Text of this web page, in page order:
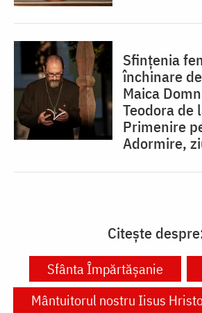
Sfințenia
închinare
Maica
Teodora de
Primenire
Adormire,
Citește
Sfânta Împărtășanie
Mântuitorul nostru Iisus